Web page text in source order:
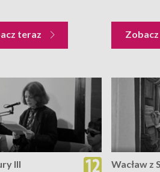
teraz
III
Wacław z